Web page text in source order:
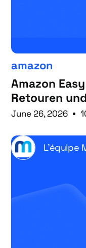
amazon
Amazon
Retouren
June 26, 2026
L'équipe